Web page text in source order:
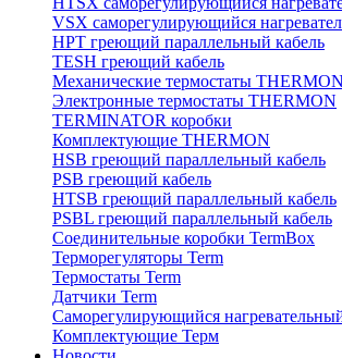
VSX саморегулирующийся
НРТ греющий параллельный кабель
TESH греющий кабель
Механические термостаты THERMON
Электронные термостаты THERMON
TERMINATOR коробки
Комплектующие THERMON
HSB греющий параллельный кабель
PSB греющий кабель
HTSB греющий параллельный кабель
PSBL греющий параллельный кабель
Соединительные коробки TermBox
Терморегуляторы Term
Термостаты Term
Датчики Term
Саморегулирующийся
Комплектующие Терм